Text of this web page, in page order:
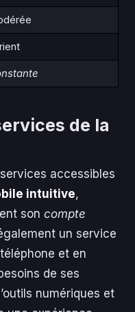
de la
accessibles
intuitive,
son compte
un service
et en
de ses
numériques et